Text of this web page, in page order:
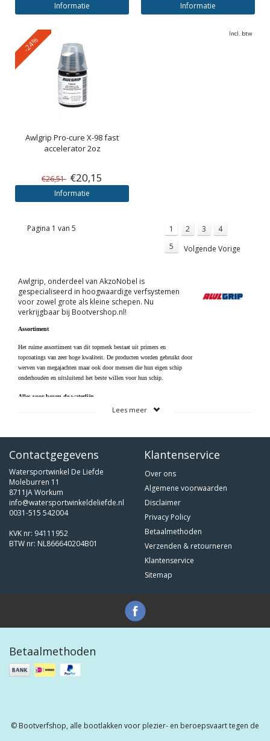
Informatie Informatie
-24%
Awlgrip Pro-cure X-98 fast
accelerator 2oz
€26,51 €20,15
Informatie
Incl. btw
Pagina 1 van 5 1 2 3
4
5
Volgende Vorige
Awlgrip, onderdeel van AkzoNobel is
gespecialiseerd in hoogwaardige verfsystemen
voor zowel grote als kleine schepen. Nu
verkrijgbaar bij Bootvershop.nl!
Assortiment
Het ruime assortiment van dit topmerk bestaat uit primers en
topcoatings van zeer hoge kwaliteit. De producten worden gebruikt door
werven van megajachten maar ook door mensen die hun eigen schip
onderhouden en uitsluitend het beste willen voor hun schip.
Alles voor boven de waterlijn
Dit merk is gespecialiseerd in verfsystem voor boven de waterlijn. Er
Het assortiment bestaat uit fillers, primers, verfsystemen en
aflakmaterialen die allemaal van topkwaliteit zijn en borg staan voor een
perfect resultaat.
Onderhoud
Voor een blijvende en duurzame bescherming van uw schip zijn er
diverse onderhoudsproducten beschikbaar die garant staan voor een
langdurig resultaat en uw kostbare bezit in topconditie houden.
vindt u een uitgebreide instructies
Lees meer
Contactgegevens
Watersportwinkel De Liefde
Moleburren 11
8711JA Workum
info@watersportwinkeldeliefde.nl
0031-515 542004
KVK nr: 94111952
BTW nr: NL866640204B01
Klantenservice
Over ons
Algemene voorwaarden
Disclaimer
Privacy Policy
Betaalmethoden
Verzenden & retourneren
Klantenservice
Sitemap
Betaalmethoden
© Bootverfshop, alle bootlakken voor plezier- en beroepsvaart tegen de